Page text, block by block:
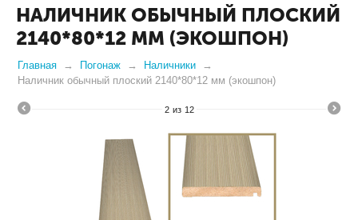
НАЛИЧНИК ОБЫЧНЫЙ ПЛОСКИЙ
2140*80*12 ММ (ЭКОШПОН)
Главная Погонаж
Наличники
Наличник обычный плоский 2140*80*12 мм (экошпон)
2 из 12